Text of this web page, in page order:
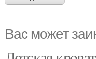
Вас может